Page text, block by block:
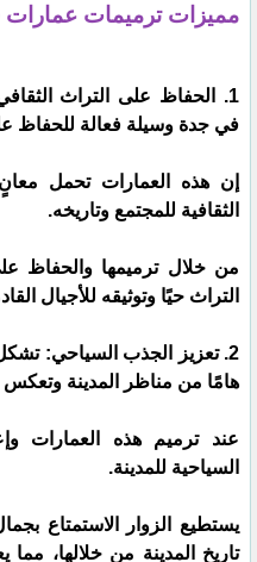
مميزات ترميمات
1. الحفاظ على التراث
في جدة وسيلة فعالة للحفاظ
إن هذه العمارات تحمل
الثقافية للمجتمع وتاريخه.
من خلال ترميمها والحفاظ على
التراث حيًا وتوثيقه للأجيال
2. تعزيز الجذب السياحي:
هامًا من مناظر المدينة وتعكس
عند ترميم هذه العمارات
السياحية للمدينة.
يستطيع الزوار الاستمتاع
تاريخ المدينة من خلالها، مما